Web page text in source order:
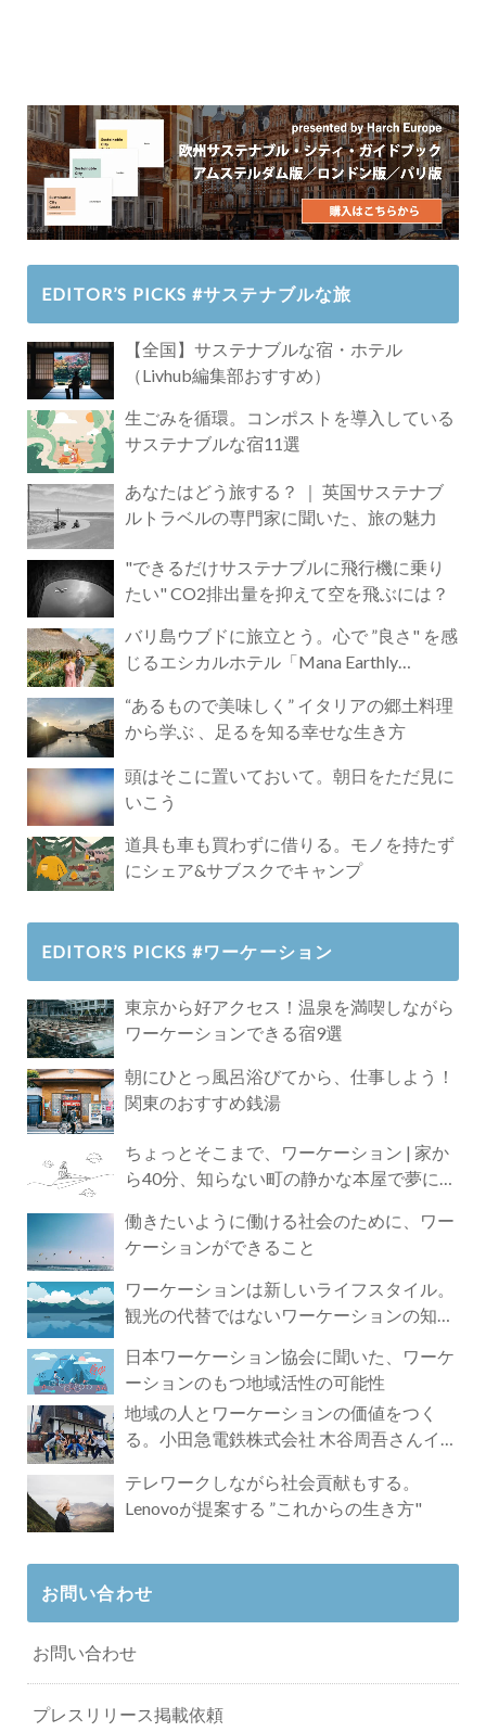
EDITOR’S PICKS #サステナブルな旅
【全国】サステナブルな宿・ホテル
（Livhub編集部おすすめ）
生ごみを循環。コンポストを導入している
サステナブルな宿11選
あなたはどう旅する？ ｜ 英国サステナブ
ルトラベルの専門家に聞いた、旅の魅力
"できるだけサステナブルに飛行機に乗り
たい" CO2排出量を抑えて空を飛ぶには？
バリ島ウブドに旅立とう。心で ”良さ" を感
じるエシカルホテル「Mana Earthly
“あるもので美味しく” イタリアの郷土料理
から学ぶ 、足るを知る幸せな生き方
頭はそこに置いておいて。朝日をただ見に
いこう
道具も車も買わずに借りる。モノを持たず
にシェア&サブスクでキャンプ
EDITOR’S PICKS #ワーケーション
東京から好アクセス！温泉を満喫しながら
ワーケーションできる宿9選
朝にひとっ風呂浴びてから、仕事しよう！
関東のおすすめ銭湯
ちょっとそこまで、ワーケーション | 家か
ら40分、知らない町の静かな本屋で夢に近
働きたいように働ける社会のために、ワー
ケーションができること
ワーケーションは新しいライフスタイル。
観光の代替ではないワーケーションの知ら
日本ワーケーション協会に聞いた、ワーケ
ーションのもつ地域活性の可能性
地域の人とワーケーションの価値をつく
る。小田急電鉄株式会社 木谷周吾さんイン
テレワークしながら社会貢献もする。
Lenovoが提案する ”これからの生き方"
お問い合わせ
お問い合わせ
プレスリリース掲載依頼